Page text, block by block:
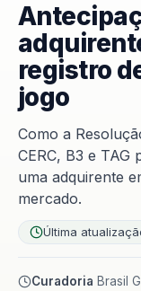
registro
jogo
Como a
CERC, B3 e TAG
uma adquirente
mercado.
Última
Curadoria Brasil